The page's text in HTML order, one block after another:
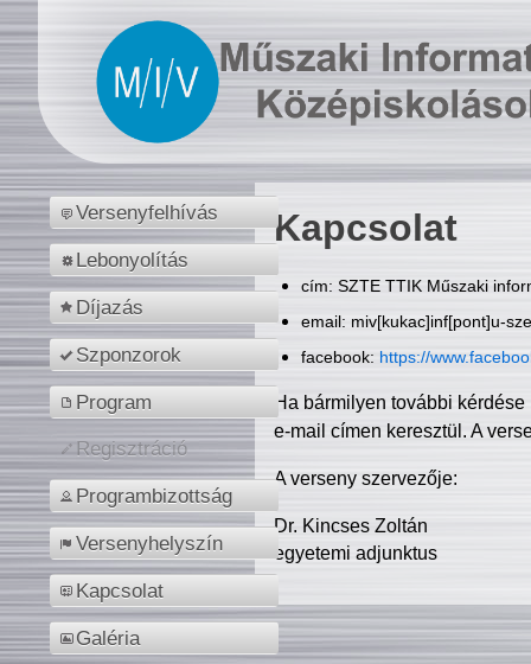
Versenyfelhívás
Lebonyolítás
Díjazás
Szponzorok
Program
Regisztráció
Programbizottság
Versenyhelyszín
Kapcsolat
Galéria
Kapcsolat
cím: SZTE TTIK Műszaki
email: miv[kukac]inf[pont]u-
facebook: https://
Ha bármilyen további
e-mail címen keresztül. A
A verseny szervezője:
Dr. Kincses Zoltán
egyetemi adjunktus